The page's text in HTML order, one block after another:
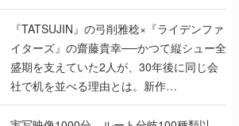
で作り込まれた理由を両ディレクターに聞
く
『TATSUJIN』の弓削雅稔×『ライデンファ
イターズ』の齋藤貴幸──かつて縦シュー全
盛期を支えていた2人が、30年後に同じ会
社で机を並べる理由とは。新作
『TATSUJIN EXTREME』で初タッグを組